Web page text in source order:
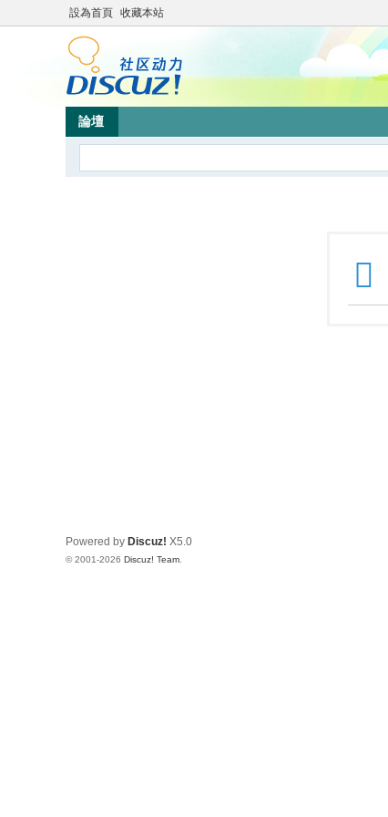
設為首頁 收藏本站
論壇
Powered by Discuz! X5.0
© 2001-2026 Discuz! Team